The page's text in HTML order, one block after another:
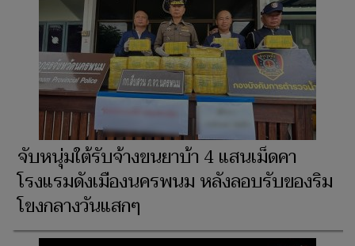
จับหนุ่มใต้รับจ้างขนยาบ้า 4 แสนเม็ดคา
โรงแรมดังเมืองนครพนม หลังลอบรับของริม
โขงกลางวันแสกๆ